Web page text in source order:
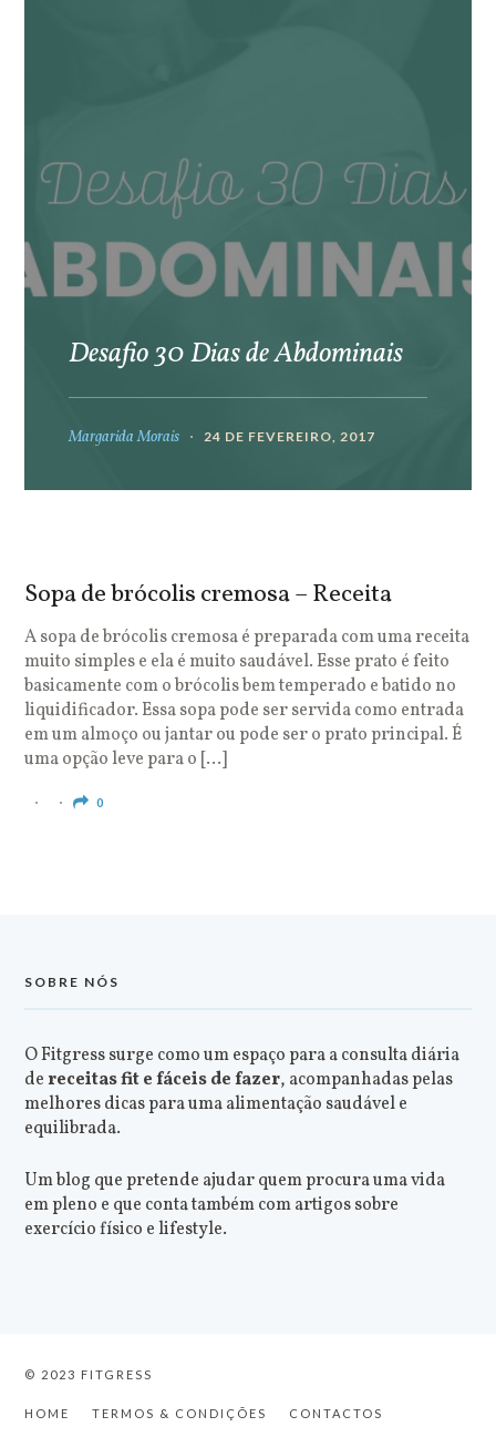
Desafio 30 Dias de Abdominais
Margarida Morais 24 DE FEVEREIRO, 2017
Sopa de brócolis cremosa – Receita
A sopa de brócolis cremosa é preparada com uma receita
muito simples e ela é muito saudável. Esse prato é feito
basicamente com o brócolis bem temperado e batido no
liquidificador. Essa sopa pode ser servida como entrada
em um almoço ou jantar ou pode ser o prato principal. É
uma opção leve para o […]
0
SOBRE NÓS
O Fitgress surge como um espaço para a consulta diária
dereceitas fit e fáceis de fazer, acompanhadas pelas
melhores dicas para uma alimentação saudável e
equilibrada.
Um blog que pretende ajudar quem procura uma vida
em pleno e que conta também com artigos sobre
exercício físico e lifestyle.
© 2023 FITGRESS
HOME TERMOS & CONDIÇÕES CONTACTOS